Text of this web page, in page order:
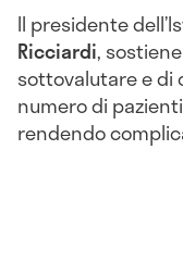
Il presidente
Ricciardi,
sottovalutare e di
numero di
rendendo